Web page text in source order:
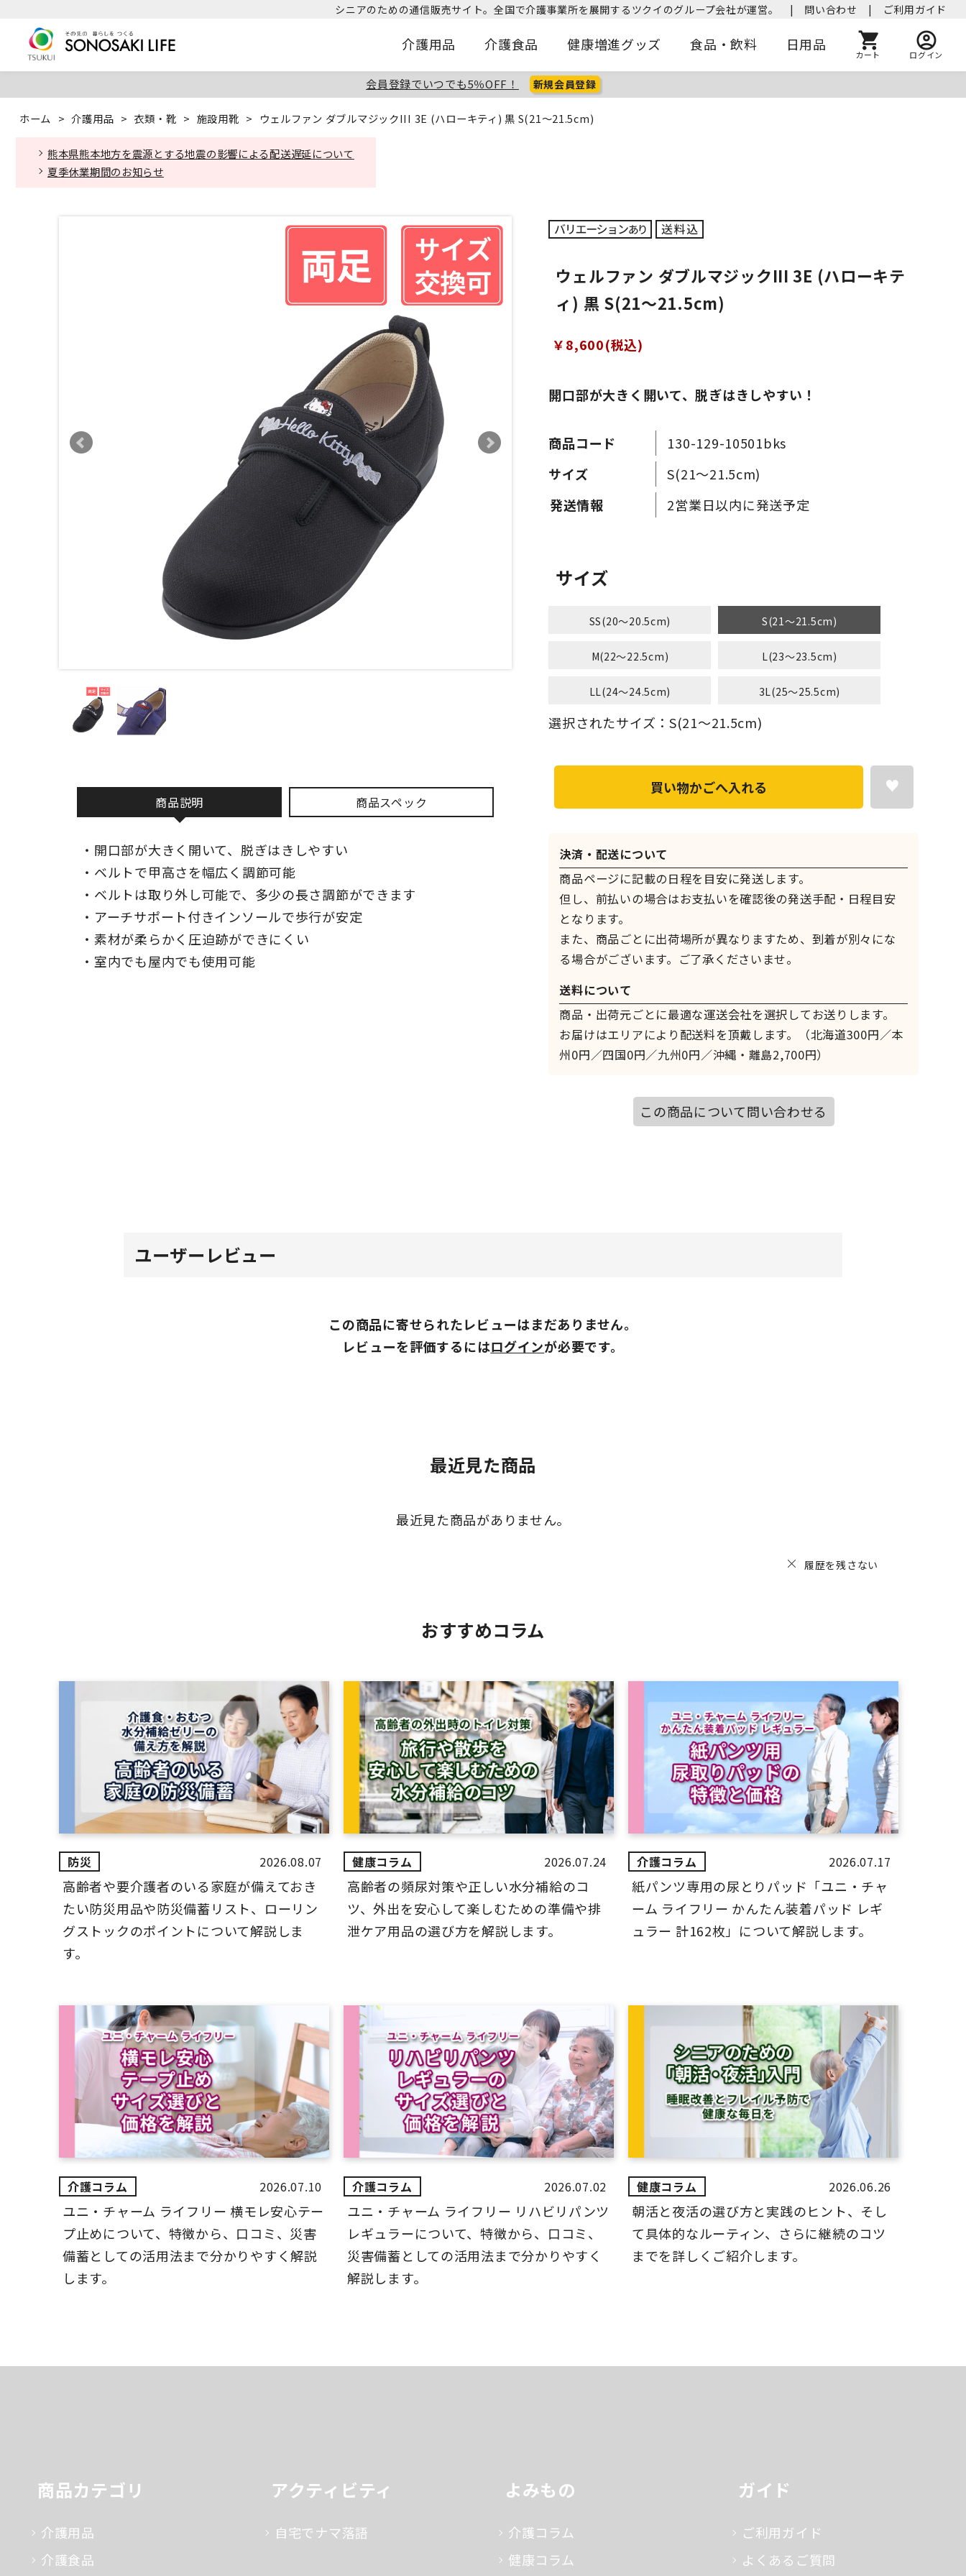
シニアのための通信販売サイト。全国で介護事業所を展開するツクイのグループ会社が運営。 | 問い合わせ | ご利用ガイド
介護用品 介護食品 健康増進グッズ 食品・飲料 日用品
カート ログイン
会員登録でいつでも5％OFF！ 新規会員登録
ホーム > 介護用品 > 衣類・靴 > 施設用靴 > ウェルファン ダブルマジックIII 3E (ハローキティ) 黒 S(21～21.5cm)
熊本県熊本地方を震源とする地震の影響による配送遅延について
夏季休業期間のお知らせ
商品説明 商品スペック
・開口部が大きく開いて、脱ぎはきしやすい
・ベルトで甲高さを幅広く調節可能
・ベルトは取り外し可能で、多少の長さ調節ができます
・アーチサポート付きインソールで歩行が安定
・素材が柔らかく圧迫跡ができにくい
・室内でも屋内でも使用可能
開口部が大きく開いて、脱ぎはきしやすい！
ウェルファン ダブルマジックIII 3E (ハローキテ
ィ) 黒 S(21～21.5cm)
￥8,600(税込)
商品コード
130-129-10501bks
サイズ
S(21～21.5cm)
2営業日以内に発送予定
サイズ
SS(20～20.5cm) S(21～21.5cm)
M(22～22.5cm) L(23～23.5cm)
LL(24～24.5cm) 3L(25～25.5cm)
選択されたサイズ：S(21～21.5cm)
決済・配送について
商品ページに記載の日程を目安に発送します。
但し、前払いの場合はお支払いを確認後の発送手配・日程目安
となります。
また、商品ごとに出荷場所が異なりますため、到着が別々にな
る場合がございます。ご了承くださいませ。
送料について
商品・出荷元ごとに最適な運送会社を選択してお送りします。
お届けはエリアにより配送料を頂戴します。（北海道300円／本
州0円／四国0円／九州0円／沖縄・離島2,700円）
買い物かごへ入れる
この商品について問い合わせる
ユーザーレビュー
この商品に寄せられたレビューはまだありません。
レビューを評価するにはログインが必要です。
最近見た商品
最近見た商品がありません。
履歴を残さない
おすすめコラム
2026.08.07
高齢者や要介護者のいる家庭が備えておき
たい防災用品や防災備蓄リスト、ローリン
グストックのポイントについて解説しま
す。
2026.07.24
高齢者の頻尿対策や正しい水分補給のコ
ツ、外出を安心して楽しむための準備や排
泄ケア用品の選び方を解説します。
2026.07.17
紙パンツ専用の尿とりパッド「ユニ・チャ
ーム ライフリー かんたん装着パッド レギ
ュラー 計162枚」について解説します。
2026.07.10
ユニ・チャーム ライフリー 横モレ安心テー
プ止めについて、特徴から、口コミ、災害
備蓄としての活用法まで分かりやすく解説
します。
2026.07.02
ユニ・チャーム ライフリー リハビリパンツ
レギュラーについて、特徴から、口コミ、
災害備蓄としての活用法まで分かりやすく
解説します。
2026.06.26
朝活と夜活の選び方と実践のヒント、そし
て具体的なルーティン、さらに継続のコツ
までを詳しくご紹介します。
商品カテゴリ
介護用品
介護食品
アクティビティ
自宅でナマ落語
よみもの
介護コラム
健康コラム
ガイド
ご利用ガイド
よくあるご質問